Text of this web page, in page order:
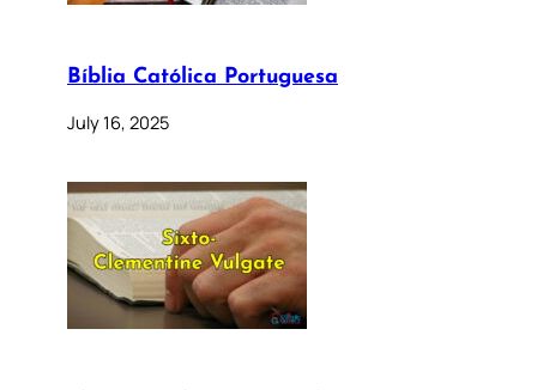
Bíblia Católica Portuguesa
July 16, 2025